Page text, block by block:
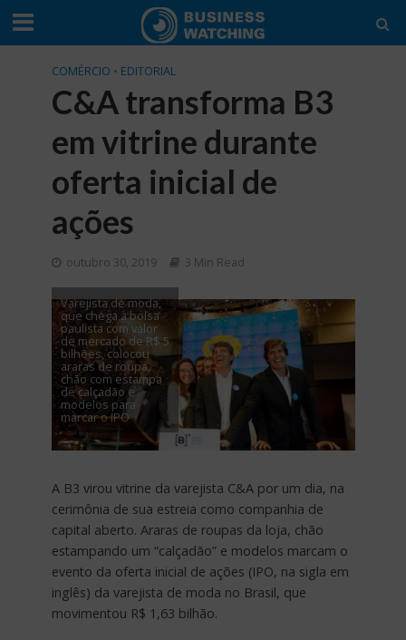
COMÉRCIO • EDITORIAL
C&A transforma B3
em vitrine durante
oferta inicial de
ações
outubro 30, 2019 3 Min Read
Varejista de moda,
que chega à bolsa
paulista com valor
de mercado de R$ 5
bilhões, colocou
araras de roupa,
chão com estampa
de calçadão e
modelos para
marcar o IPO
A B3 virou vitrine da varejista C&A por um dia, na
cerimônia de sua estreia como companhia de
capital aberto. Araras de roupas da loja, chão
estampando um “calçadão” e modelos marcam o
evento da oferta inicial de ações (IPO, na sigla em
inglês) da varejista de moda no Brasil, que
movimentou R$ 1,63 bilhão.